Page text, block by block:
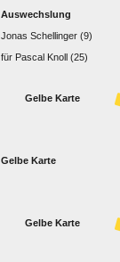
Auswechslung
  
für   
Gelbe Karte
Gelbe Karte
Gelbe Karte